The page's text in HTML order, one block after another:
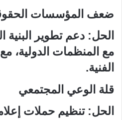
ضعف المؤسسات
الحل: دعم تطوير البنية
مع المنظمات الدولية،
الفنية.
قلة الوعي المجتمعي
الحل: تنظيم حملات